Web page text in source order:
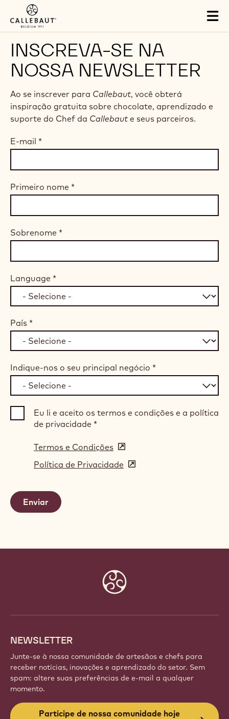
Skip to main content
INSCREVA-SE NA
NOSSA NEWSLETTER
Ao se inscrever para Callebaut, você obterá
inspiração gratuita sobre chocolate, aprendizado e
suporte do Chef da Callebaut e seus parceiros.
E-mail *
Primeiro nome *
Sobrenome *
Language *
País *
Indique-nos o seu principal negócio *
Eu li e aceito os termos e condições e a política
de privacidade *
Termos e Condições (opens
in
a
Política de Privacidade (opens
NEWSLETTER
Junte-se à nossa comunidade de artesãos e chefs para
receber notícias, inovações e aprendizado do setor. Sem
spam: altere suas preferências de e-mail a qualquer
momento.
Participe de nossa comunidade hoje